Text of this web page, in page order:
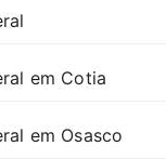
em Cotia
em Osasco